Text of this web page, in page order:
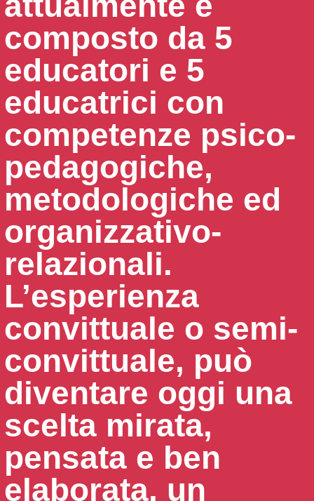
composto da 5
educatori e 5
educatrici con
competenze psico-
pedagogiche,
metodologiche ed
organizzativo-
relazionali.
L’esperienza
convittuale o semi-
convittuale, può
diventare oggi una
scelta mirata,
pensata e ben
elaborata, un